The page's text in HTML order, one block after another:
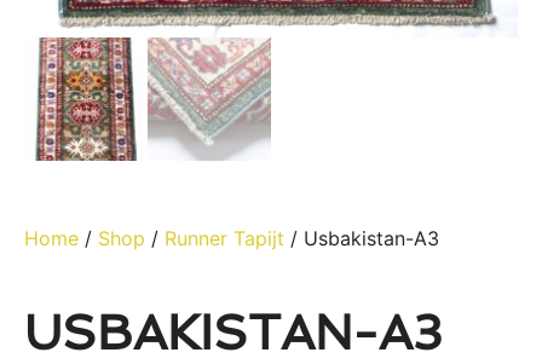
Home / Shop / Runner Tapijt / Usbakistan-A3
USBAKISTAN-A3